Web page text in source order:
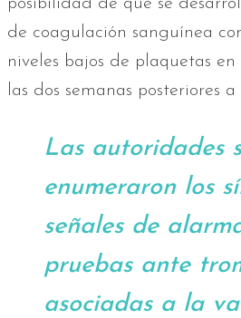
posibilidad de que se
de coagulación sanguínea
niveles bajos de plaquetas
las dos semanas posteriores
Las autoridades
enumeraron los
señales de
pruebas ante
asociadas a la